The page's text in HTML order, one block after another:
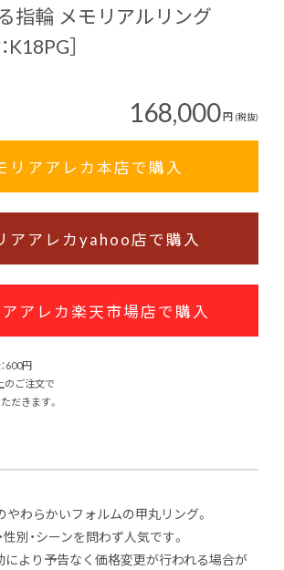
指輪 メモリアルリング
K18PG］
168,000円 (税抜)
リアアレカ本店で購入
アアレカyahoo店で購入
アレカ楽天市場店で購入
600円
ご注文で
だきます。
わらかいフォルムの甲丸リング。
性別・シーンを問わず人気です。
より予告なく価格変更が行われる場合が